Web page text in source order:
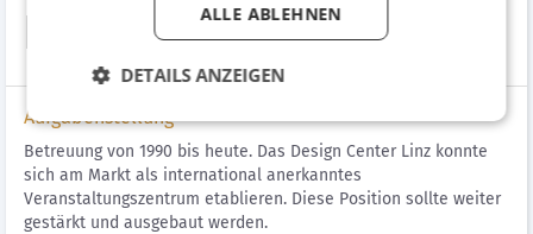
Location.
Aufgabenstellung
Betreuung von 1990 bis heute. Das Design Center Linz konnte
sich am Markt als international anerkanntes
Veranstaltungszentrum etablieren. Diese Position sollte weiter
gestärkt und ausgebaut werden.
ALLE ABLEHNEN
DETAILS ANZEIGEN